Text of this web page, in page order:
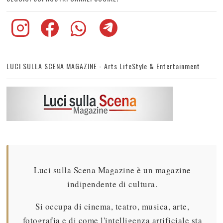
LUCI SULLA SCENA MAGAZINE - Arts LifeStyle & Entertainment
Luci sulla Scena Magazine è un magazine
indipendente di cultura.
Si occupa di cinema, teatro, musica, arte,
fotografia e di come l'intelligenza artificiale sta